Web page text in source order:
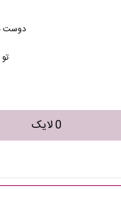
دوست
0 لایک